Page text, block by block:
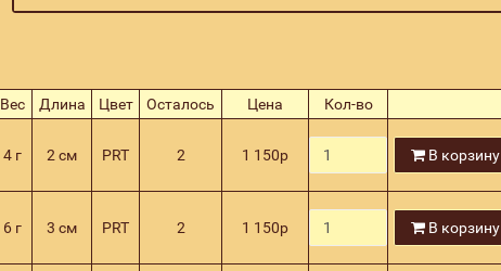
Вес Длина Цвет Осталось Цена Кол-во
4 г 2 см PRT 2 1 150р В корзину
6 г 3 см PRT 2 1 150р В корзину